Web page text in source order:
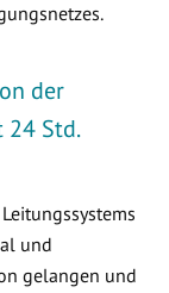
der
Std.
und
gelangen und